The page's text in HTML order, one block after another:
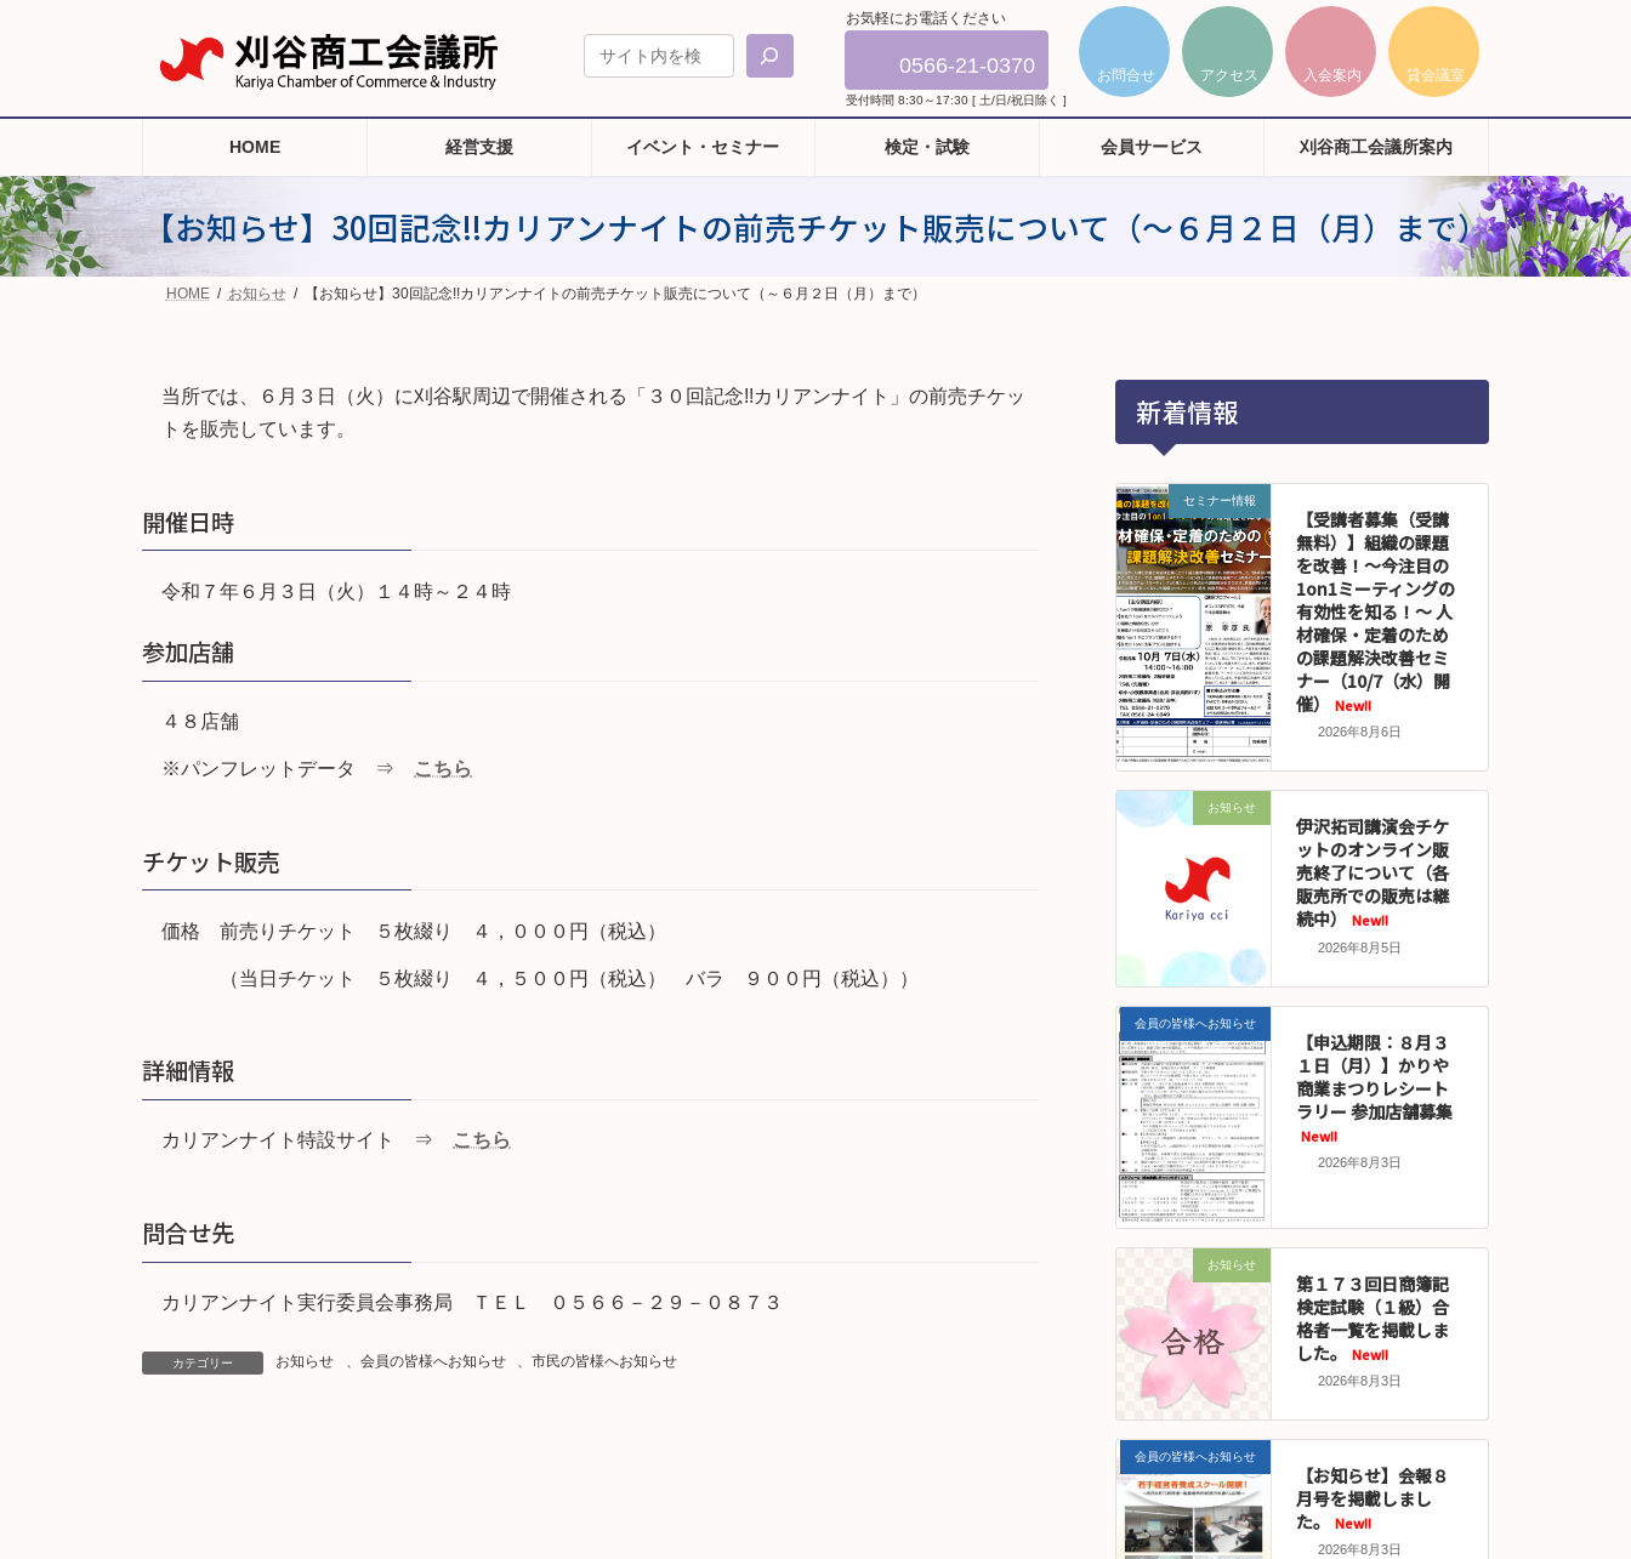
ツ
キ
ッ
プ
シ
に
移
動
お気軽にお電話ください
0566-21-0370
受付時間 8:30～17:30 [ 土/日/祝日除く ]
HOME 経営支援 イベント・セミナー 検定・試験 会員サービス 刈谷商工会議所案内
【お知らせ】30回記念!!カリアンナイトの前売チケット販売について（～６月２日（月）まで）
HOME お知らせ 【お知らせ】30回記念!!カリアンナイトの前売チケット販売について（～６月２日（月）まで）
当所では、６月３日（火）に刈谷駅周辺で開催される「３０回記念!!カリアンナイト」の前売チケッ
トを販売しています。
開催日時
令和７年６月３日（火）１４時～２４時
参加店舗
４８店舗
※パンフレットデータ ⇒ こちら
チケット販売
価格 前売りチケット ５枚綴り ４，０００円（税込）
（当日チケット ５枚綴り ４，５００円（税込） バラ ９００円（税込））
詳細情報
カリアンナイト特設サイト ⇒ こちら
問合せ先
カリアンナイト実行委員会事務局 ＴＥＬ ０５６６－２９－０８７３
カテゴリー お知らせ 、 会員の皆様へお知らせ 、市民の皆様へお知らせ
新着情報
セミナー情報
【受講者募集（受講
無料）】組織の課題
を改善！～今注目の
1on1ミーティングの
有効性を知る！～ 人
材確保・定着のため
の課題解決改善セミ
ナー（10/7（水）開
催）
New!!
2026年8月6日
お知らせ
伊沢拓司講演会チケ
ットのオンライン販
売終了について（各
販売所での販売は継
続中）
New!!
2026年8月5日
会員の皆様へお知らせ
【申込期限：８月３
１日（月）】かりや
商業まつりレシート
ラリー 参加店舗募集
New!!
2026年8月3日
お知らせ
第１７３回日商簿記
検定試験（１級）合
格者一覧を掲載しま
した。
New!!
2026年8月3日
会員の皆様へお知らせ
【お知らせ】会報８
月号を掲載しまし
た。
New!!
2026年8月3日